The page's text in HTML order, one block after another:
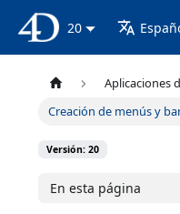
Documentación
20
Aplicaciones
Creación de menús y
Versión: 20
En esta página